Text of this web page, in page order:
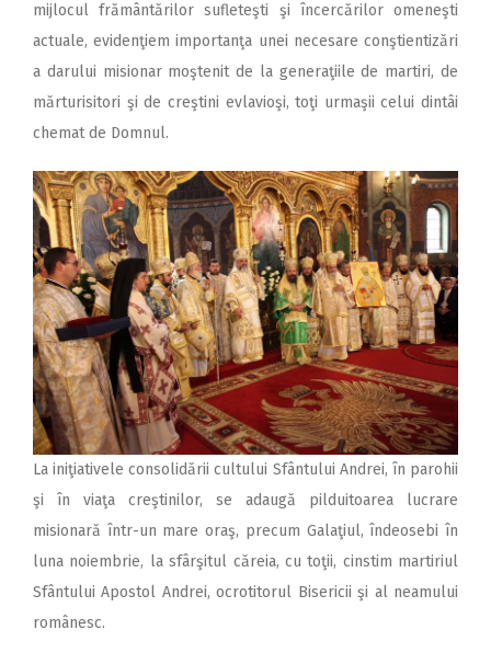
mijlocul frământărilor sufleteşti şi încercărilor omeneşti
actuale, evidenţiem importanţa unei necesare conştientizări
a darului misionar moştenit de la generaţiile de martiri, de
mărturisitori şi de creştini evlavioşi, toţi urmaşii celui dintâi
chemat de Domnul.
La iniţiativele consolidării cultului Sfântului Andrei, în parohii
şi în viaţa creştinilor, se adaugă pilduitoarea lucrare
misionară într-un mare oraş, precum Galaţiul, îndeosebi în
luna noiembrie, la sfârşitul căreia, cu toţii, cinstim martiriul
Sfântului Apostol Andrei, ocrotitorul Bisericii şi al neamului
românesc.